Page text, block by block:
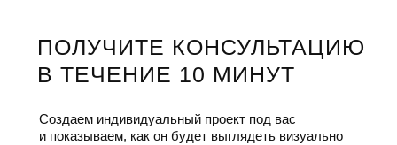
ПОЛУЧИТЕ КОНСУЛЬТАЦИЮ
В ТЕЧЕНИЕ 10 МИНУТ
Создаем индивидуальный проект под вас
и показываем, как он будет выглядеть визуально